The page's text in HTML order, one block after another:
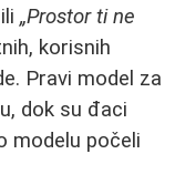
„Prostor ti ne
korisnih
Pravi model za
dok su đaci
modelu počeli